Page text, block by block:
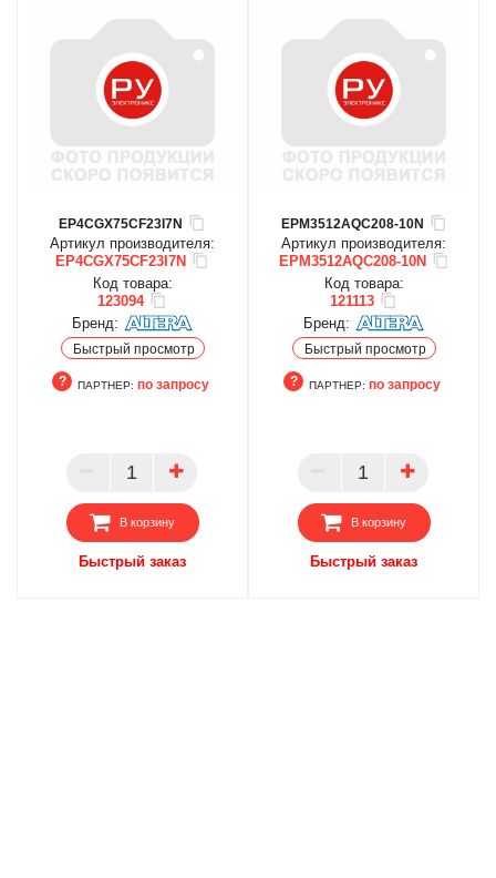
EP4CGX75CF23I7N
Артикул производителя:
EP4CGX75CF23I7N
Код товара:
123094
Бренд:
Быстрый просмотр
ПАРТНЕР: по запросу
В корзину
Быстрый заказ
EPM3512AQC208-10N
Артикул производителя:
EPM3512AQC208-10N
Код товара:
121113
Бренд:
Быстрый просмотр
ПАРТНЕР: по запросу
В корзину
Быстрый заказ